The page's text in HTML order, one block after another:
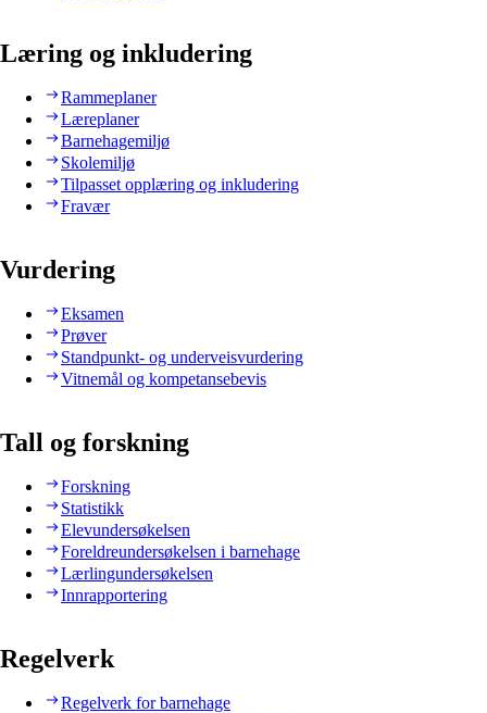
Læring og inkludering
Rammeplaner
Læreplaner
Barnehagemiljø
Skolemiljø
Tilpasset opplæring og inkludering
Fravær
Vurdering
Eksamen
Prøver
Standpunkt- og underveisvurdering
Vitnemål og kompetansebevis
Tall og forskning
Forskning
Statistikk
Elevundersøkelsen
Foreldreundersøkelsen i barnehage
Lærlingundersøkelsen
Innrapportering
Regelverk
Regelverk for barnehage